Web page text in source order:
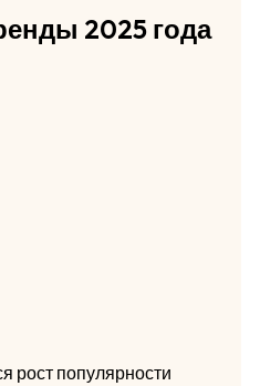
2025 года
рост популярности